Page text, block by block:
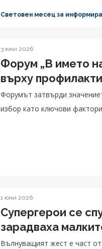
Световен месец за
3 юни 2026
Форум „В името
върху
Форумът затвърди
избор като ключови
1 юни 2026
Супергерои се
зарадваха
Вълнуващият жест е част